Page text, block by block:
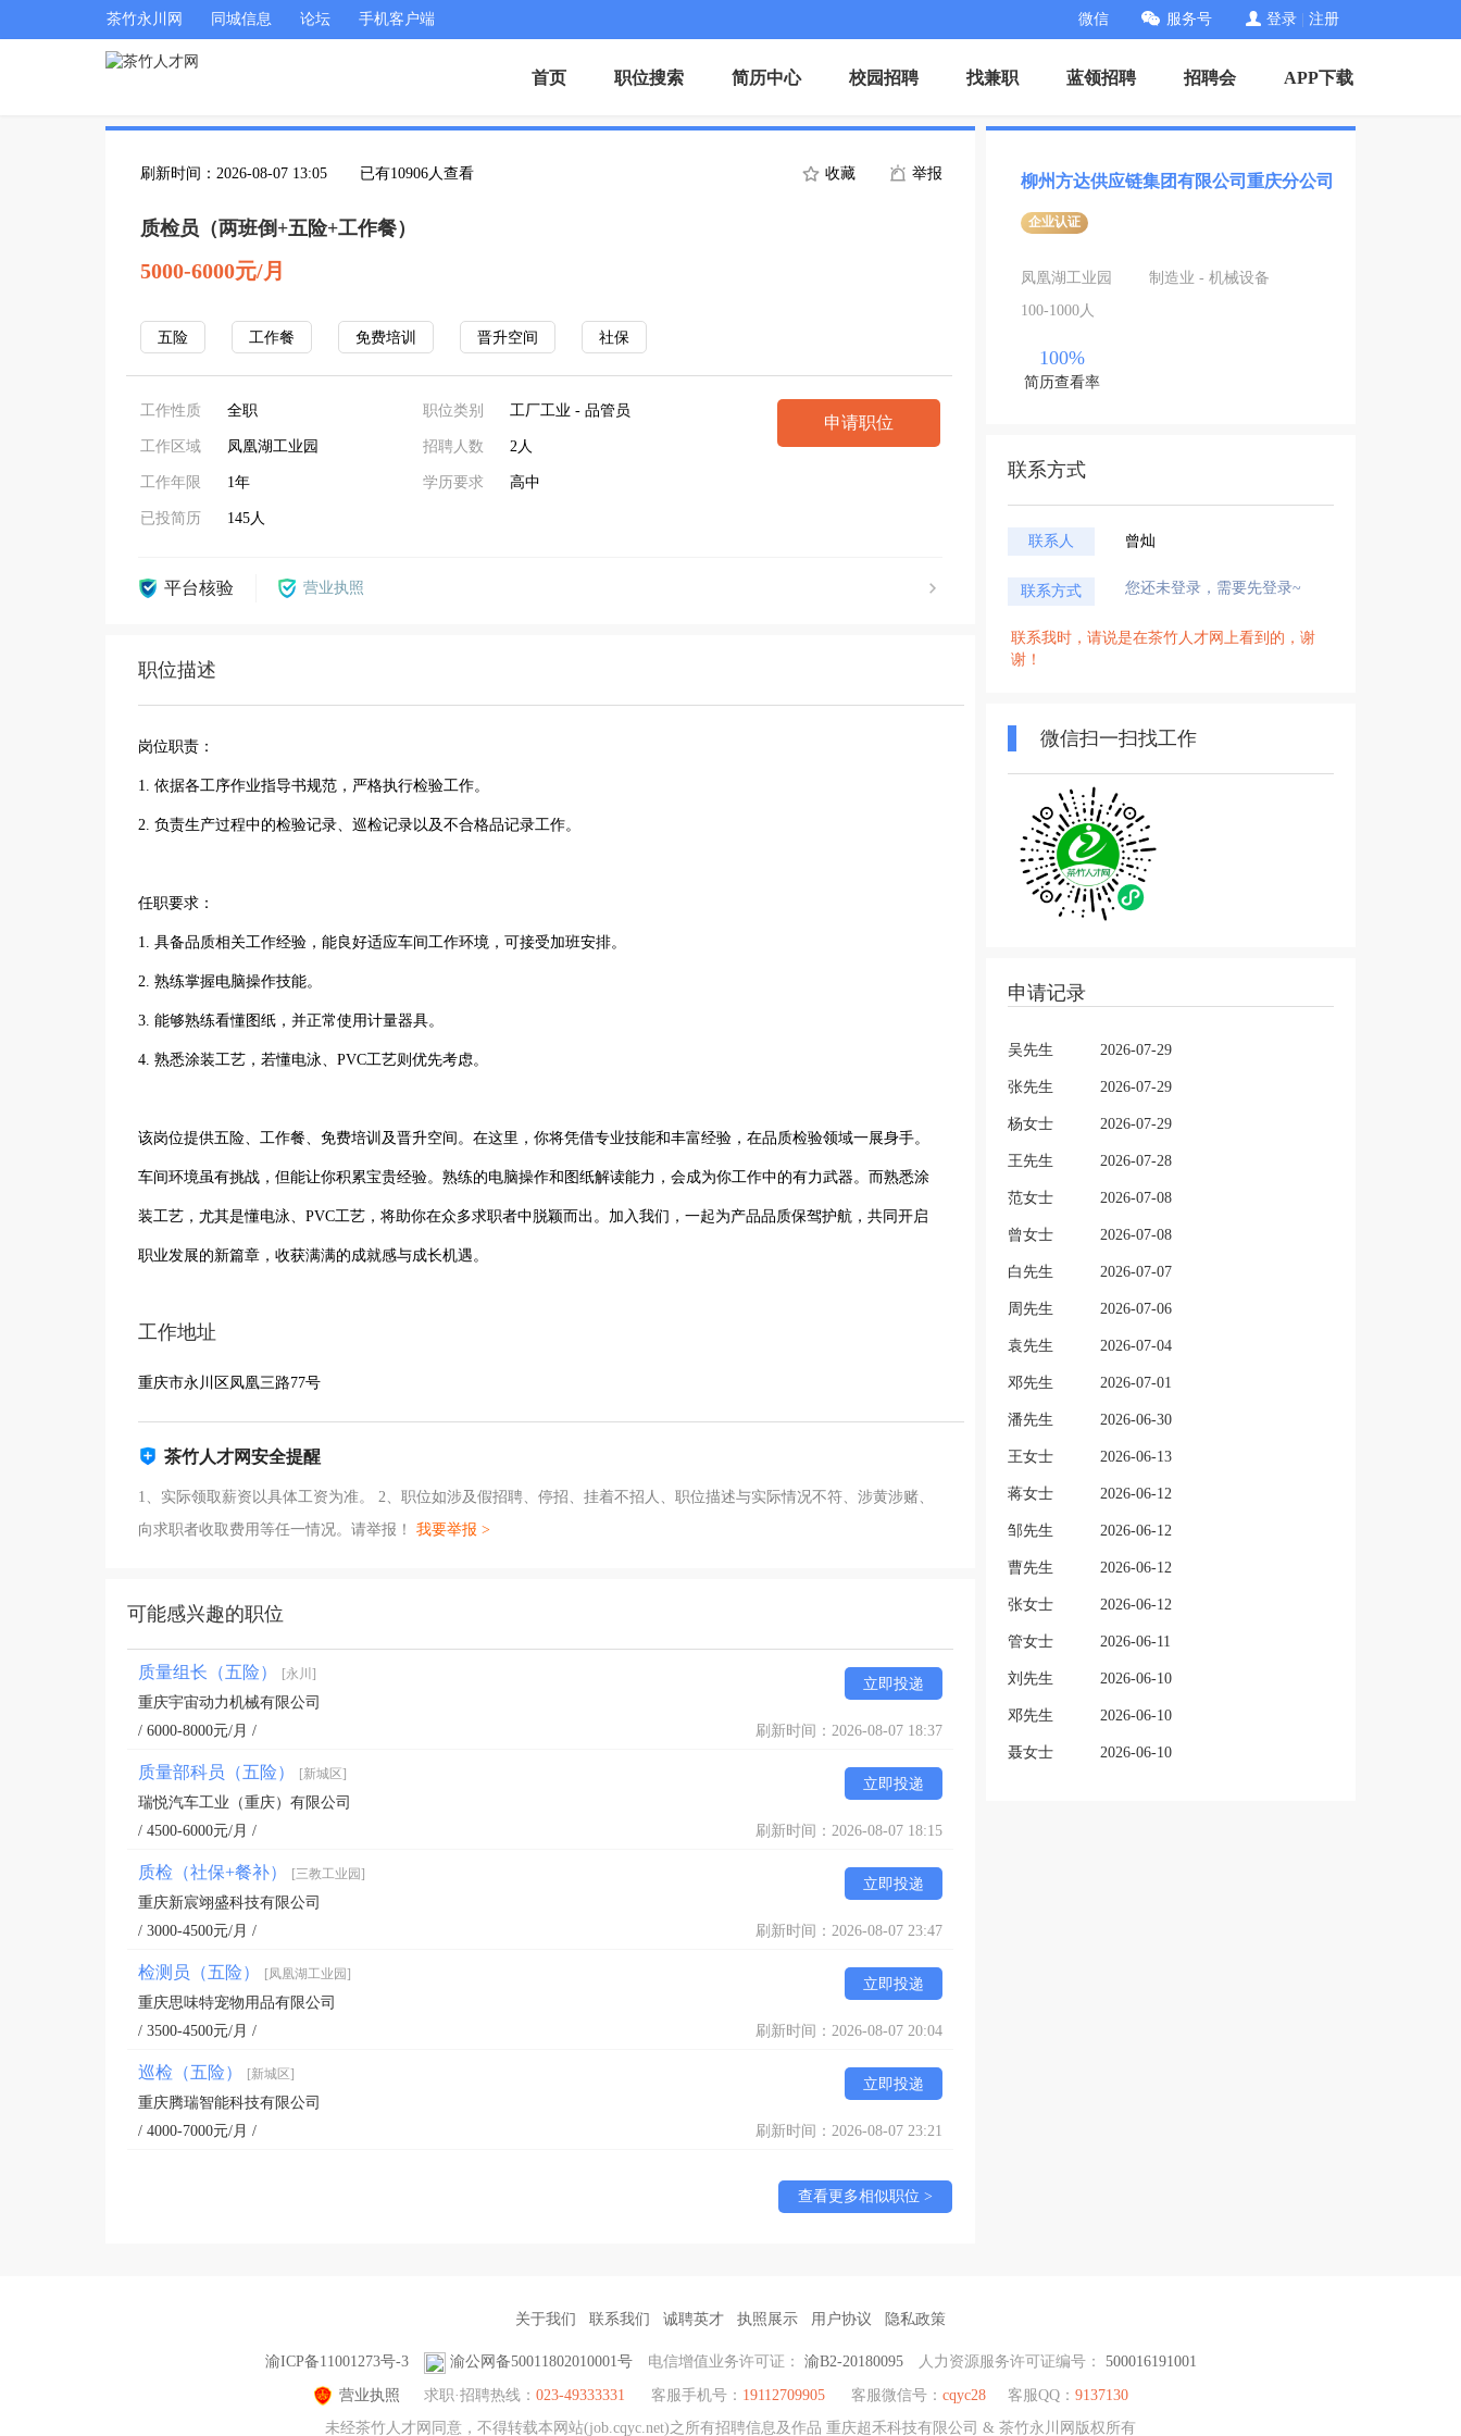
茶竹永川网 同城信息 论坛 手机客户端 微信 服务号 登录 注册
首页 职位搜索 简历中心 校园招聘 找兼职 蓝领招聘 招聘会 APP下载
刷新时间：2026-08-07 13:05 已有10906人查看 收藏 举报
质检员（两班倒+五险+工作餐）
5000-6000元/月
五险 工作餐 免费培训 晋升空间 社保
工作性质 全职
工作区域 凤凰湖工业园
工作年限 1年
已投简历 145人
职位类别 工厂工业 - 品管员
招聘人数 2人
学历要求 高中
申请职位
平台核验 营业执照
职位描述
岗位职责：
1. 依据各工序作业指导书规范，严格执行检验工作。
2. 负责生产过程中的检验记录、巡检记录以及不合格品记录工作。
任职要求：
1. 具备品质相关工作经验，能良好适应车间工作环境，可接受加班安排。
2. 熟练掌握电脑操作技能。
3. 能够熟练看懂图纸，并正常使用计量器具。
4. 熟悉涂装工艺，若懂电泳、PVC工艺则优先考虑。
该岗位提供五险、工作餐、免费培训及晋升空间。在这里，你将凭借专业技能和丰富经验，在品质检验领域一展身手。
车间环境虽有挑战，但能让你积累宝贵经验。熟练的电脑操作和图纸解读能力，会成为你工作中的有力武器。而熟悉涂
装工艺，尤其是懂电泳、PVC工艺，将助你在众多求职者中脱颖而出。加入我们，一起为产品品质保驾护航，共同开启
职业发展的新篇章，收获满满的成就感与成长机遇。
工作地址
重庆市永川区凤凰三路77号
茶竹人才网安全提醒
1、实际领取薪资以具体工资为准。 2、职位如涉及假招聘、停招、挂着不招人、职位描述与实际情况不符、涉黄涉赌、
向求职者收取费用等任一情况。请举报！ 我要举报 >
可能感兴趣的职位
质量组长（五险） [永川]
立即投递
重庆宇宙动力机械有限公司
/ 6000-8000元/月 /
刷新时间：2026-08-07 18:37
质量部科员（五险） [新城区]
立即投递
瑞悦汽车工业（重庆）有限公司
/ 4500-6000元/月 /
刷新时间：2026-08-07 18:15
质检（社保+餐补） [三教工业园]
立即投递
重庆新宸翊盛科技有限公司
/ 3000-4500元/月 /
刷新时间：2026-08-07 23:47
检测员（五险） [凤凰湖工业园]
立即投递
重庆思味特宠物用品有限公司
/ 3500-4500元/月 /
刷新时间：2026-08-07 20:04
巡检（五险） [新城区]
立即投递
重庆腾瑞智能科技有限公司
/ 4000-7000元/月 /
刷新时间：2026-08-07 23:21
查看更多相似职位 >
柳州方达供应链集团有限公司重庆分公司
企业认证
凤凰湖工业园
制造业 - 机械设备
100-1000人
100%
简历查看率
联系方式
联系人 曾灿
联系方式 您还未登录，需要先登录~
联系我时，请说是在茶竹人才网上看到的，谢
谢！
微信扫一扫找工作
申请记录
吴先生 2026-07-29
张先生 2026-07-29
杨女士 2026-07-29
王先生 2026-07-28
范女士 2026-07-08
曾女士 2026-07-08
白先生 2026-07-07
周先生 2026-07-06
袁先生 2026-07-04
邓先生 2026-07-01
潘先生 2026-06-30
王女士 2026-06-13
蒋女士 2026-06-12
邹先生 2026-06-12
曹先生 2026-06-12
张女士 2026-06-12
管女士 2026-06-11
刘先生 2026-06-10
邓先生 2026-06-10
聂女士 2026-06-10
关于我们 联系我们 诚聘英才 执照展示 用户协议 隐私政策
渝ICP备11001273号-3 渝公网备50011802010001号 电信增值业务许可证： 渝B2-20180095 人力资源服务许可证编号： 500016191001
营业执照 求职·招聘热线： 023-49333331 客服手机号： 19112709905 客服微信号： cqyc28 客服QQ： 9137130
未经茶竹人才网同意，不得转载本网站(job.cqyc.net)之所有招聘信息及作品 重庆超禾科技有限公司 & 茶竹永川网版权所有